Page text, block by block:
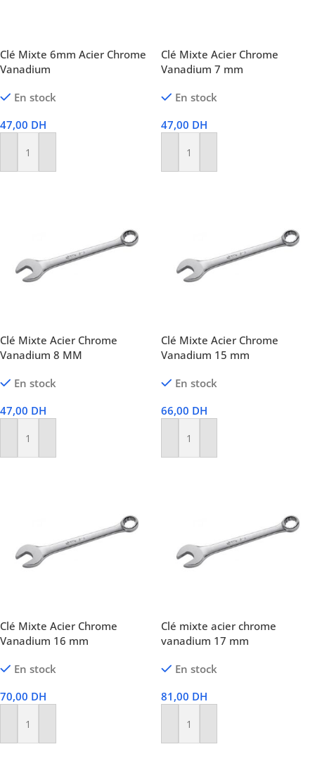
Clé Mixte 6mm Acier Chrome
Vanadium
En stock
47,00 DH
Ajouter Au Panier
Clé Mixte Acier Chrome
Vanadium 7 mm
En stock
47,00 DH
Ajouter Au Panier
Clé Mixte Acier Chrome
Vanadium 8 MM
En stock
47,00 DH
Ajouter Au Panier
Clé Mixte Acier Chrome
Vanadium 15 mm
En stock
66,00 DH
Ajouter Au Panier
Clé Mixte Acier Chrome
Vanadium 16 mm
En stock
70,00 DH
Ajouter Au Panier
Clé mixte acier chrome
vanadium 17 mm
En stock
81,00 DH
Ajouter Au Panier